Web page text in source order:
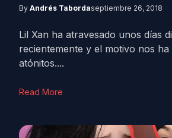
By Andrés Tabordaseptiembre 26, 2018
Lil Xan ha atravesado unos días
recientemente y el motivo nos ha
atónitos....
Read More